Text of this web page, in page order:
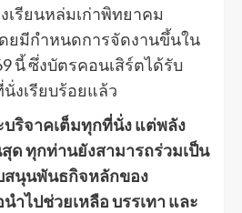
เรียนหล่มเก่าพิทยาคม
ยมีกำหนดการจัดงานขึ้นใน
นี้ ซึ่งบัตรคอนเสิร์ตได้รับ
งเรียบร้อยแล้ว
ริจาคเต็มทุกที่นั่ง แต่พลัง
ด ทุกท่านยังสามารถร่วมเป็น
สนุนพันธกิจหลักของ
ำไปช่วยเหลือ บรรเทา และ